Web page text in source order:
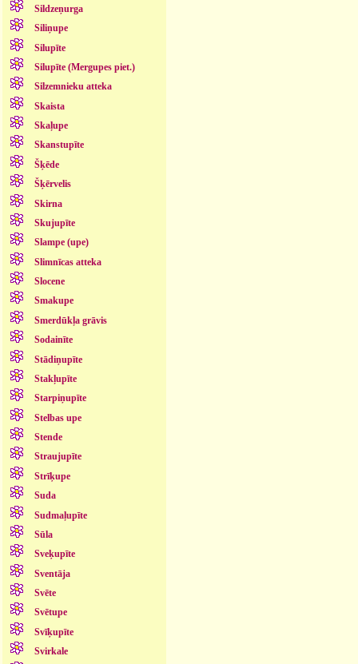
Sildzeņurga
Siliņupe
Silupīte
Silupīte (Mergupes piet.)
Silzemnieku atteka
Skaista
Skaļupe
Skanstupīte
Šķēde
Šķērvelis
Skirna
Skujupīte
Slampe (upe)
Slimnīcas atteka
Slocene
Smakupe
Smerdūkļa grāvis
Sodainīte
Stādiņupīte
Stakļupīte
Starpiņupīte
Stelbas upe
Stende
Straujupīte
Strīķupe
Suda
Sudmaļupīte
Sūla
Sveķupīte
Sventāja
Svēte
Svētupe
Svīķupīte
Svirkale